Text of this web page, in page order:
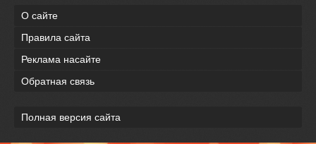
О сайте
Правила сайта
Реклама насайте
Обратная связь
Полная версия сайта